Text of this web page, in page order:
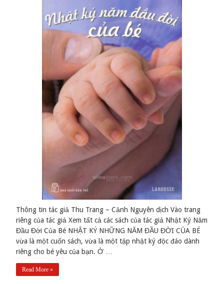
Thông tin tác giả Thu Trang – Cảnh Nguyên dịch Vào trang
riêng của tác giả Xem tất cả các sách của tác giả Nhật Ký Năm
Đầu Đời Của Bé NHẬT KÝ NHỮNG NĂM ĐẦU ĐỜI CỦA BÉ
vừa là một cuốn sách, vừa là một tập nhật ký độc đáo dành
riêng cho bé yêu của bạn. Ở …
Read More »